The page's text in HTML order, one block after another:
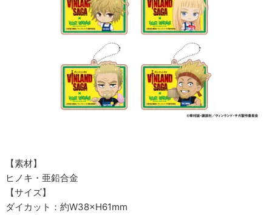
【素材】
ヒノキ・亜鉛合金
【サイズ】
ダイカット：約W38×H61mm